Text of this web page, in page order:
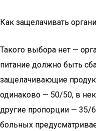
Как защелачивать
Такого выбора нет —
питание должно быть
защелачивающие
одинаково — 50/50, в
другие пропорции — 35/
больных